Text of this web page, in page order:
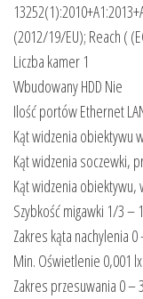
(2012/19/EU); Reach (
Liczba kamer 1
Wbudowany HDD Nie
Ilość portów Ethernet
Kąt widzenia obiektywu
Kąt widzenia soczewki,
Kąt widzenia obiektywu,
Szybkość migawki 1/3 –
Zakres kąta nachylenia 0
Min. Oświetlenie 0,001 lx
Zakres przesuwania 0 –